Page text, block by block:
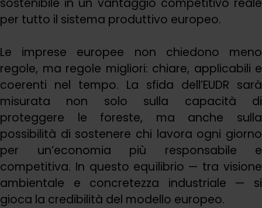
per tutto il sistema produttivo europeo.
Le imprese europee non chiedono meno
regole, ma regole migliori: chiare, applicabili e
coerenti nel tempo. La sfida dell’EUDR sarà
misurata non solo sulla capacità di
proteggere le foreste, ma anche sulla
possibilità di sostenere chi lavora ogni giorno
per un’economia più responsabile e
competitiva. In questo equilibrio — tra visione
ambientale e concretezza industriale — si
gioca la credibilità del modello europeo.